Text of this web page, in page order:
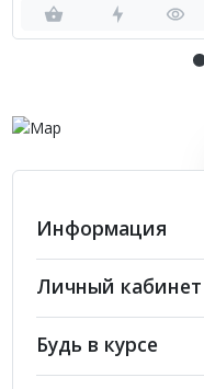
Информация
Личный кабинет
Будь в курсе